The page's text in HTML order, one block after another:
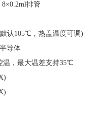
排管
认105℃，热盖温度可调)
导体
温，最大温差支持35℃